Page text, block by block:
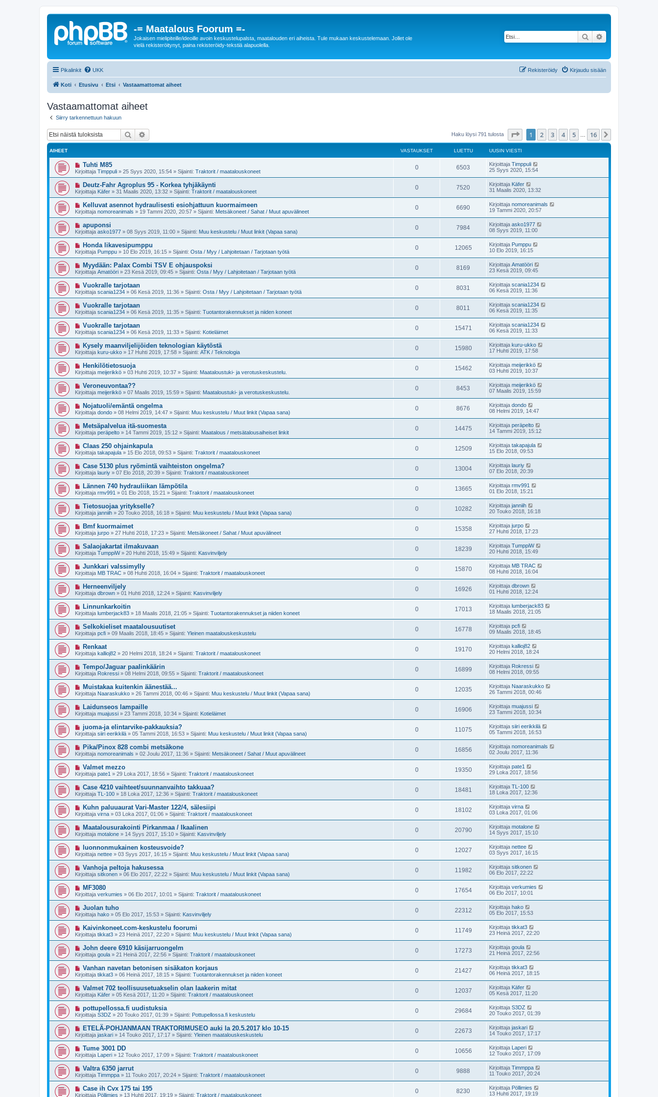
-= Maatalous Foorum =-
Jokaisen mielipiteille/ideoille avoin keskustelupalsta, maatalouden eri aiheista. Tule mukaan keskustelemaan. Jollet ole
vielä rekisteröitynyt, paina rekisteröidy-tekstiä alapuolella.
Etsi
Pikalinkit UKK Kirjaudu sisään
Rekisteröidy
Koti Etusivu Etsi Vastaamattomat aiheet
Vastaamattomat aiheet
Siirry tarkennettuun hakuun
Etsi Haku löysi 791 tulosta Sivu 16
1 2 3 4 5 16
AIHEET VASTAUKSET LUETTU UUSIN VIESTI
U
u
s
v
i
e
t
i
Tuhti M85
Kirjoittaja Timppuli » 25 Syys 2020, 15:54 » Sijainti: Traktorit / maatalouskoneet
0 6503 Kirjoittaja Timppuli
25 Syys 2020, 15:54
U
u
s
v
i
e
s
t
i
Deutz-Fahr Agroplus 95 - Korkea tyhjäkäynti
Kirjoittaja Käfer » 31 Maalis 2020, 13:32 » Sijainti: Traktorit / maatalouskoneet
0 7520 Kirjoittaja Käfer
31 Maalis 2020, 13:32
U
u
s
v
i
e
t
i
Kelluvat asennot hydraulisesti esiohjattuun kuormaimeen
Kirjoittaja nomoreanimals » 19 Tammi 2020, 20:57 » Sijainti: Metsäkoneet / Sahat / Muut apuvälineet
0 6690 Kirjoittaja nomoreanimals
19 Tammi 2020, 20:57
U
u
s
v
i
e
t
i
apuponsi
Kirjoittaja asko1977 » 08 Syys 2019, 11:00 » Sijainti: Muu keskustelu / Muut linkit (Vapaa sana)
0 7984 Kirjoittaja asko1977
08 Syys 2019, 11:00
U
u
s
v
i
e
s
t
i
Honda likavesipumppu
Kirjoittaja Pumppu » 10 Elo 2019, 16:15 » Sijainti: Osta / Myy / Lahjoitetaan / Tarjotaan työtä
0 12065 Kirjoittaja Pumppu
10 Elo 2019, 16:15
U
u
s
i
e
s
t
i
Myydään: Palax Combi TSV E ohjauspoksi
Kirjoittaja Amatööri » 23 Kesä 2019, 09:45 » Sijainti: Osta / Myy / Lahjoitetaan / Tarjotaan työtä
0 8169 Kirjoittaja Amatööri
23 Kesä 2019, 09:45
U
u
s
i
e
s
t
i
Vuokralle tarjotaan
Kirjoittaja scania1234 » 06 Kesä 2019, 11:36 » Sijainti: Osta / Myy / Lahjoitetaan / Tarjotaan työtä
0 8031 Kirjoittaja scania1234
06 Kesä 2019, 11:36
U
u
s
i
e
t
i
Vuokralle tarjotaan
Kirjoittaja scania1234 » 06 Kesä 2019, 11:35 » Sijainti: Tuotantorakennukset ja niiden koneet
0 8011 Kirjoittaja scania1234
06 Kesä 2019, 11:35
U
u
s
v
i
e
t
i
Vuokralle tarjotaan
Kirjoittaja scania1234 » 06 Kesä 2019, 11:33 » Sijainti: Kotieläimet
0 15471 Kirjoittaja scania1234
06 Kesä 2019, 11:33
U
u
s
v
i
e
s
t
i
Kysely maanviljelijöiden teknologian käytöstä
Kirjoittaja kuru-ukko » 17 Huhti 2019, 17:58 » Sijainti: ATK / Teknologia
0 15980 Kirjoittaja kuru-ukko
17 Huhti 2019, 17:58
U
u
s
i
e
t
i
Henkilötietosuoja
Kirjoittaja meijerikkö » 03 Huhti 2019, 10:37 » Sijainti: Maataloustuki- ja verotuskeskustelu.
0 15462 Kirjoittaja meijerikkö
03 Huhti 2019, 10:37
U
u
s
v
i
e
t
i
Veroneuvontaa??
Kirjoittaja meijerikkö » 07 Maalis 2019, 15:59 » Sijainti: Maataloustuki- ja verotuskeskustelu.
0 8453 Kirjoittaja meijerikkö
07 Maalis 2019, 15:59
U
u
s
v
i
e
s
t
i
Nojatuoli/emäntä ongelma
Kirjoittaja dondo » 08 Helmi 2019, 14:47 » Sijainti: Muu keskustelu / Muut linkit (Vapaa sana)
0 8676 Kirjoittaja dondo
08 Helmi 2019, 14:47
U
u
s
v
i
e
s
t
i
Metsäpalvelua itä-suomesta
Kirjoittaja peräpelto » 14 Tammi 2019, 15:12 » Sijainti: Maatalous / metsätalousaiheiset linkit
0 14475 Kirjoittaja peräpelto
14 Tammi 2019, 15:12
U
u
s
v
i
e
t
i
Claas 250 ohjainkapula
Kirjoittaja takapajula » 15 Elo 2018, 09:53 » Sijainti: Traktorit / maatalouskoneet
0 12509 Kirjoittaja takapajula
15 Elo 2018, 09:53
U
u
s
v
i
e
s
t
i
Case 5130 plus ryömintä vaihteiston ongelma?
Kirjoittaja lauriy » 07 Elo 2018, 20:39 » Sijainti: Traktorit / maatalouskoneet
0 13004 Kirjoittaja lauriy
07 Elo 2018, 20:39
U
u
s
i
e
t
i
Lännen 740 hydrauliikan lämpötila
Kirjoittaja rmv991 » 01 Elo 2018, 15:21 » Sijainti: Traktorit / maatalouskoneet
0 13665 Kirjoittaja rmv991
01 Elo 2018, 15:21
U
u
s
v
i
e
s
t
i
Tietosuojaa yritykselle?
Kirjoittaja janniih » 20 Touko 2018, 16:18 » Sijainti: Muu keskustelu / Muut linkit (Vapaa sana)
0 10282 Kirjoittaja janniih
20 Touko 2018, 16:18
U
u
s
v
i
e
s
t
i
Bmf kuormaimet
Kirjoittaja jurpo » 27 Huhti 2018, 17:23 » Sijainti: Metsäkoneet / Sahat / Muut apuvälineet
0 15358 Kirjoittaja jurpo
27 Huhti 2018, 17:23
U
u
s
v
i
e
t
i
Salaojakartat ilmakuvaan
Kirjoittaja TumppiW» 20 Huhti 2018, 15:49 » Sijainti: Kasvinviljely
0 18239 Kirjoittaja TumppiW
20 Huhti 2018, 15:49
U
u
s
v
i
e
t
i
Junkkari valssimylly
Kirjoittaja MB TRAC » 08 Huhti 2018, 16:04 » Sijainti: Traktorit / maatalouskoneet
0 15870 Kirjoittaja MB TRAC
08 Huhti 2018, 16:04
U
u
s
v
i
e
s
t
i
Herneenviljely
Kirjoittaja dbrown » 01 Huhti 2018, 12:24 » Sijainti: Kasvinviljely
0 16926 Kirjoittaja dbrown
01 Huhti 2018, 12:24
U
u
s
v
i
e
t
i
Linnunkarkoitin
Kirjoittaja lumberjack83 » 18 Maalis 2018, 21:05 » Sijainti: Tuotantorakennukset ja niiden koneet
0 17013 Kirjoittaja lumberjack83
18 Maalis 2018, 21:05
U
u
s
v
i
e
s
t
i
Selkokieliset maatalousuutiset
Kirjoittaja pcfi » 09 Maalis 2018, 18:45 » Sijainti: Yleinen maatalouskeskustelu
0 16778 Kirjoittaja pcfi
09 Maalis 2018, 18:45
U
u
s
i
e
t
i
Renkaat
Kirjoittaja kallioj82 » 20 Helmi 2018, 18:24 » Sijainti: Traktorit / maatalouskoneet
0 19170 Kirjoittaja kallioj82
20 Helmi 2018, 18:24
U
u
s
v
i
e
t
i
Tempo/Jaguar paalinkäärin
Kirjoittaja Rokressi » 08 Helmi 2018, 09:55 » Sijainti: Traktorit / maatalouskoneet
0 16899 Kirjoittaja Rokressi
08 Helmi 2018, 09:55
U
u
s
v
i
e
s
t
i
Muistakaa kuitenkin äänestää...
Kirjoittaja Naaraskukko » 26 Tammi 2018, 00:46 » Sijainti: Muu keskustelu / Muut linkit (Vapaa sana)
0 12035 Kirjoittaja Naaraskukko
26 Tammi 2018, 00:46
U
u
s
v
i
e
t
i
Laidunseos lampaille
Kirjoittaja muajussi » 23 Tammi 2018, 10:34 » Sijainti: Kotieläimet
0 16906 Kirjoittaja muajussi
23 Tammi 2018, 10:34
U
u
s
v
i
e
s
t
i
juoma-ja elintarvike-pakkauksia?
Kirjoittaja siiri eerikkilä » 05 Tammi 2018, 16:53 » Sijainti: Muu keskustelu / Muut linkit (Vapaa sana)
0 11075 Kirjoittaja siiri eerikkilä
05 Tammi 2018, 16:53
U
u
s
i
e
s
t
i
Pika/Pinox 828 combi metsäkone
Kirjoittaja nomoreanimals » 02 Joulu 2017, 11:36 » Sijainti: Metsäkoneet / Sahat / Muut apuvälineet
0 16856 Kirjoittaja nomoreanimals
02 Joulu 2017, 11:36
U
u
s
v
i
e
t
i
Valmet mezzo
Kirjoittaja pate1 » 29 Loka 2017, 18:56 » Sijainti: Traktorit / maatalouskoneet
0 19350 Kirjoittaja pate1
29 Loka 2017, 18:56
U
u
s
v
i
e
t
i
Case 4210 vaihteet/suunnanvaihto takkuaa?
Kirjoittaja TL-100 » 18 Loka 2017, 12:36 » Sijainti: Traktorit / maatalouskoneet
0 18481 Kirjoittaja TL-100
18 Loka 2017, 12:36
U
u
s
v
i
e
t
i
Kuhn paluuaurat Vari-Master 122/4, sälesiipi
Kirjoittaja virna » 03 Loka 2017, 01:06 » Sijainti: Traktorit / maatalouskoneet
0 18102 Kirjoittaja virna
03 Loka 2017, 01:06
U
u
s
v
i
e
s
t
i
Maatalousurakointi Pirkanmaa / Ikaalinen
Kirjoittaja motalone » 14 Syys 2017, 15:10 » Sijainti: Kasvinviljely
0 20790 Kirjoittaja motalone
14 Syys 2017, 15:10
U
u
s
i
e
t
i
luonnonmukainen kosteusvoide?
Kirjoittaja nettee » 03 Syys 2017, 16:15 » Sijainti: Muu keskustelu / Muut linkit (Vapaa sana)
0 12027 Kirjoittaja nettee
03 Syys 2017, 16:15
U
u
s
v
i
e
s
t
i
Vanhoja peltoja hakusessa
Kirjoittaja sitkonen » 06 Elo 2017, 22:22 » Sijainti: Muu keskustelu / Muut linkit (Vapaa sana)
0 11982 Kirjoittaja sitkonen
06 Elo 2017, 22:22
U
u
s
v
i
e
t
i
MF3080
Kirjoittaja verkumies » 06 Elo 2017, 10:01 » Sijainti: Traktorit / maatalouskoneet
0 17654 Kirjoittaja verkumies
06 Elo 2017, 10:01
U
u
s
v
i
e
s
t
i
Juolan tuho
Kirjoittaja hako » 05 Elo 2017, 15:53 » Sijainti: Kasvinviljely
0 22312 Kirjoittaja hako
05 Elo 2017, 15:53
U
u
s
v
i
e
s
t
i
Kaivinkoneet.com-keskustelu foorumi
Kirjoittaja tikkat3 » 23 Heinä 2017, 22:20 » Sijainti: Muu keskustelu / Muut linkit (Vapaa sana)
0 11749 Kirjoittaja tikkat3
23 Heinä 2017, 22:20
U
u
s
i
e
s
t
i
John deere 6910 käsijarruongelm
Kirjoittaja goula » 21 Heinä 2017, 22:56 » Sijainti: Traktorit / maatalouskoneet
0 17273 Kirjoittaja goula
21 Heinä 2017, 22:56
U
u
s
i
e
s
t
i
Vanhan navetan betonisen sisäkaton korjaus
Kirjoittaja tikkat3 » 06 Heinä 2017, 18:15 » Sijainti: Tuotantorakennukset ja niiden koneet
0 21427 Kirjoittaja tikkat3
06 Heinä 2017, 18:15
U
u
s
i
e
t
i
Valmet 702 teollisuusetuakselin olan laakerin mitat
Kirjoittaja Käfer » 05 Kesä 2017, 11:20 » Sijainti: Traktorit / maatalouskoneet
0 12037 Kirjoittaja Käfer
05 Kesä 2017, 11:20
U
u
s
v
i
e
s
t
i
pottupellossa.fi uudistuksia
Kirjoittaja S3DZ » 20 Touko 2017, 01:39 » Sijainti: Pottupellossa.fi keskustelu
0 29684 Kirjoittaja S3DZ
20 Touko 2017, 01:39
U
u
s
i
e
s
t
i
ETELÄ-POHJANMAAN TRAKTORIMUSEO auki la 20.5.2017 klo 10-15
Kirjoittaja jaskari » 14 Touko 2017, 17:17 » Sijainti: Yleinen maatalouskeskustelu
0 22673 Kirjoittaja jaskari
14 Touko 2017, 17:17
U
u
s
i
e
s
t
Tume 3001 DD
Kirjoittaja Laperi » 12 Touko 2017, 17:09 » Sijainti: Traktorit / maatalouskoneet
0 10656 Kirjoittaja Laperi
12 Touko 2017, 17:09
U
u
s
v
Valtra 6350 jarrut
Kirjoittaja Timmppa » 11 Touko 2017, 20:24 » Sijainti: Traktorit / maatalouskoneet
0 9888 Kirjoittaja Timmppa
11 Touko 2017, 20:24
U
u
Case ih Cvx 175 tai 195
Kirjoittaja Pöllimies » 13 Huhti 2017, 19:19 » Sijainti: Traktorit / maatalouskoneet
0 8230 Kirjoittaja Pöllimies
13 Huhti 2017, 19:19